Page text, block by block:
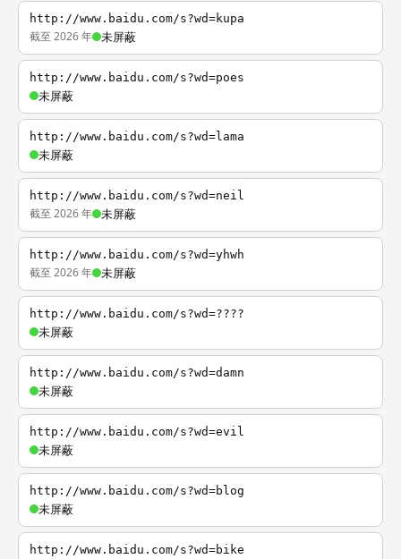
http://www.baidu.com/s?wd=kupa
截至 2026 年 未屏蔽
http://www.baidu.com/s?wd=poes
未屏蔽
http://www.baidu.com/s?wd=lama
未屏蔽
http://www.baidu.com/s?wd=neil
截至 2026 年 未屏蔽
http://www.baidu.com/s?wd=yhwh
截至 2026 年 未屏蔽
http://www.baidu.com/s?wd=????
未屏蔽
http://www.baidu.com/s?wd=damn
未屏蔽
http://www.baidu.com/s?wd=evil
未屏蔽
http://www.baidu.com/s?wd=blog
未屏蔽
http://www.baidu.com/s?wd=bike